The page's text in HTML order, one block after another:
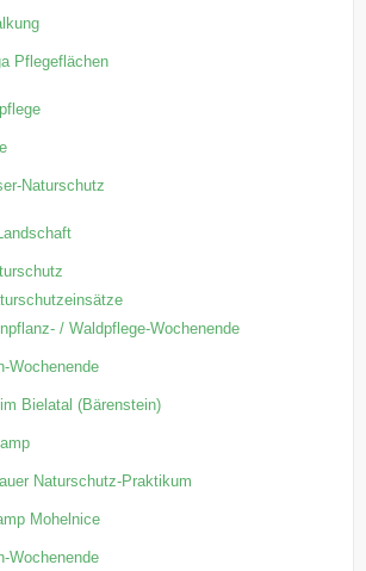
Pflegeflächen
Naturschutz
/ Waldpflege-Wochenende
Wochenende
Bielatal (Bärenstein)
Naturschutz-Praktikum
Mohelnice
Wochenende